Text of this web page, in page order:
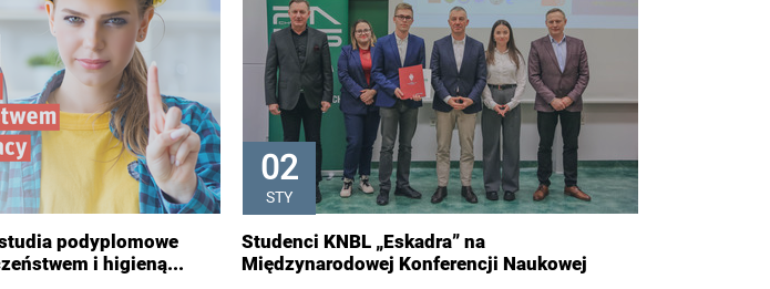
podyplomowe
i higieną...
02
STY
Studenci KNBL „Eskadra” na
Międzynarodowej Konferencji Naukowej